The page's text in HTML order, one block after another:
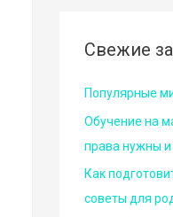
Свежие
Популярные
Обучение на
права нужны и
Как
советы для